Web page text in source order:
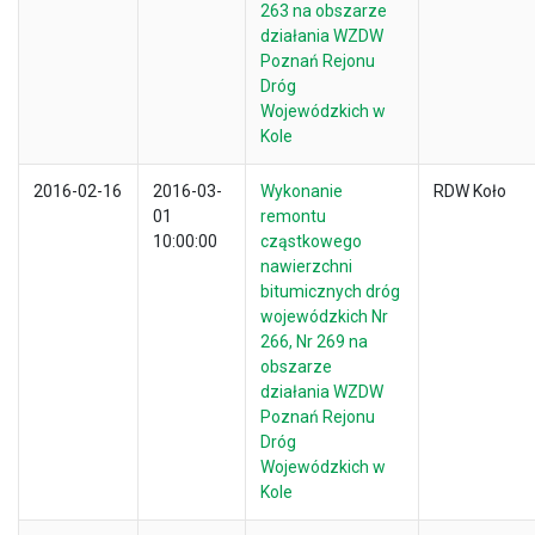
263 na obszarze
działania WZDW
Poznań Rejonu
Dróg
Wojewódzkich w
Kole
2016-02-16
2016-03-
01
10:00:00
Wykonanie
remontu
cząstkowego
nawierzchni
bitumicznych dróg
wojewódzkich Nr
266, Nr 269 na
obszarze
działania WZDW
Poznań Rejonu
Dróg
Wojewódzkich w
Kole
RDW Koło